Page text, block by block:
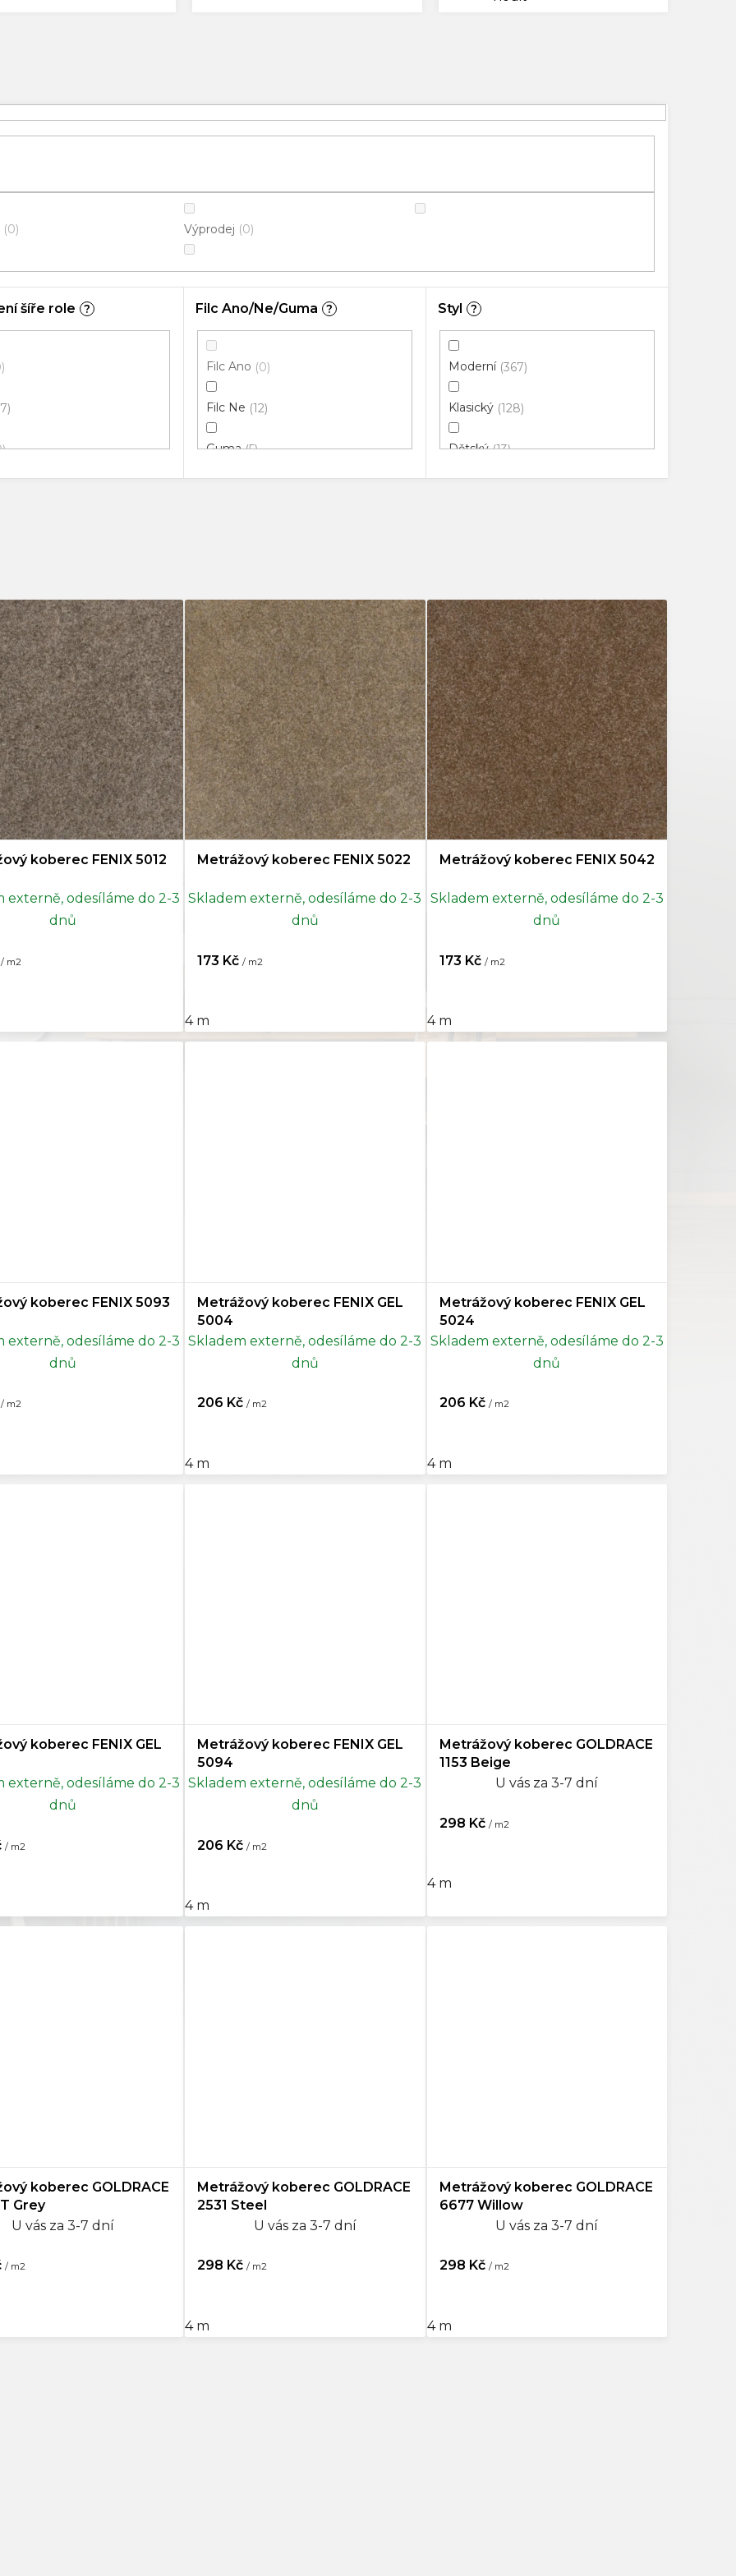
0 Výprodej 0
šíře role ? Filc Ano/Ne/Guma ?
Filc Ano 0
Filc Ne 12
Guma 5
Styl ?
Moderní 367
Klasický 128
Dětský 13
Minimalistický 3
koberec FENIX 5012
externě, odesíláme do 2-3
dnů
/ m2
Metrážový koberec FENIX 5022
Skladem externě, odesíláme do 2-3
dnů
173 Kč / m2
4 m
Metrážový koberec FENIX 5042
Skladem externě, odesíláme do 2-3
dnů
173 Kč / m2
4 m
koberec FENIX 5093
externě, odesíláme do 2-3
dnů
/ m2
Metrážový koberec FENIX GEL
5004
Skladem externě, odesíláme do 2-3
dnů
206 Kč / m2
4 m
Metrážový koberec FENIX GEL
5024
Skladem externě, odesíláme do 2-3
dnů
206 Kč / m2
4 m
koberec FENIX GEL
externě, odesíláme do 2-3
dnů
/ m2
Metrážový koberec FENIX GEL
5094
Skladem externě, odesíláme do 2-3
dnů
206 Kč / m2
4 m
Metrážový koberec GOLDRACE
1153 Beige
U vás za 3-7 dní
298 Kč / m2
4 m
koberec GOLDRACE
Grey
U vás za 3-7 dní
/ m2
Metrážový koberec GOLDRACE
2531 Steel
U vás za 3-7 dní
298 Kč / m2
4 m
Metrážový koberec GOLDRACE
6677 Willow
U vás za 3-7 dní
298 Kč / m2
4 m